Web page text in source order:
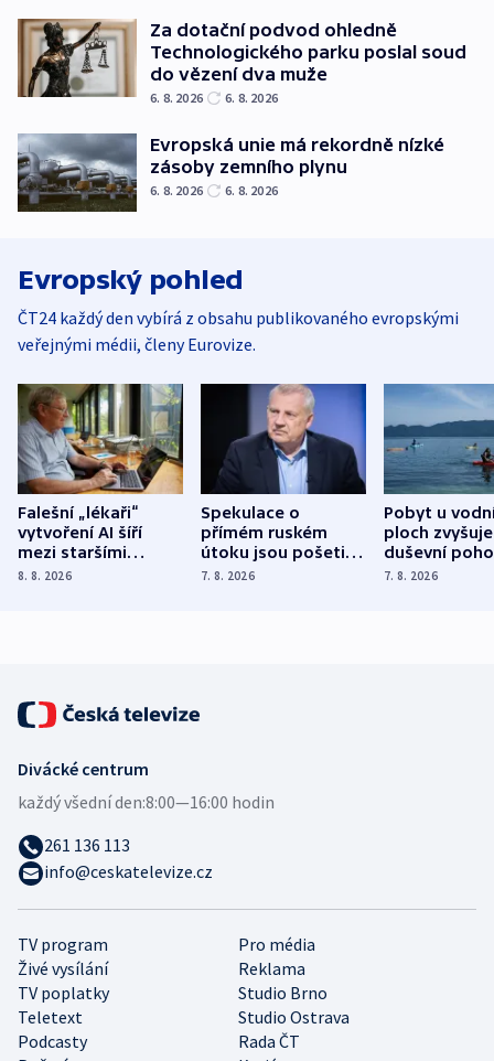
Za dotační podvod ohledně
Technologického parku poslal soud
do vězení dva muže
6. 8. 2026 6. 8. 2026
Evropská unie má rekordně nízké
zásoby zemního plynu
6. 8. 2026 6. 8. 2026
Evropský pohled
ČT24 každý den vybírá z obsahu publikovaného evropskými
veřejnými médii, členy Eurovize.
Falešní „lékaři“
vytvoření AI šíří
mezi staršími
Poláky nebezpečné
8. 8. 2026
Spekulace o
přímém ruském
útoku jsou pošetilé,
míní estonský
7. 8. 2026
Pobyt u
ploch zvyšuje
duševní
ukázala
7. 8. 2026
TV program
Pro média
Živé vysílání
Reklama
TV poplatky
Studio Brno
Teletext
Studio Ostrava
Podcasty
Rada ČT
Divácké centrum
každý všední den:8:00—16:00 hodin
261 136 113
info@ceskatelevize.cz